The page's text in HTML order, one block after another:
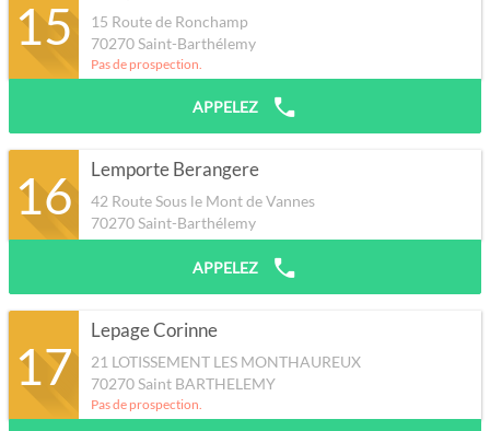
15
15 Route de Ronchamp
70270Saint-Barthélemy
Pas de prospection.
APPELEZ
16 Lemporte Berangere
42 Route Sous le Mont de Vannes
70270Saint-Barthélemy
APPELEZ
17
Lepage Corinne
21 LOTISSEMENT LES MONTHAUREUX
70270Saint BARTHELEMY
Pas de prospection.